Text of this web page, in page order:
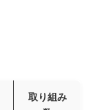
取り組み